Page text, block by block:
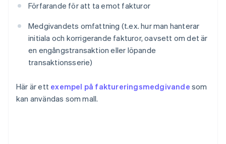
Förfarande för att ta emot fakturor
Medgivandets omfattning (t.ex. hur man hanterar
initiala och korrigerande fakturor, oavsett om det är
en engångstransaktion eller löpande
transaktionsserie)
Här är ett exempel på faktureringsmedgivande som
kan användas som mall.